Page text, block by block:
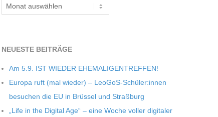
Archiv
NEU­ESTE BEITRÄGE
Am 5.9. IST WIEDER EHEMALIGENTREFFEN!
Europa ruft (mal wie­der) – LeoGoS-Schüler:innen
besu­chen die EU in Brüs­sel und Straßburg
„Life in the Digi­tal Age“ – eine Woche vol­ler digi­ta­ler